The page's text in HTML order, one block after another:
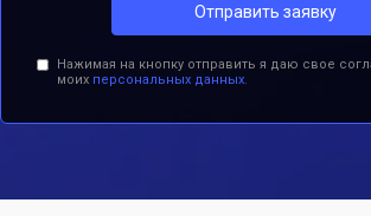
Отправить заявку
Нажимая на кнопку отправить я даю свое
моих персональных данных.